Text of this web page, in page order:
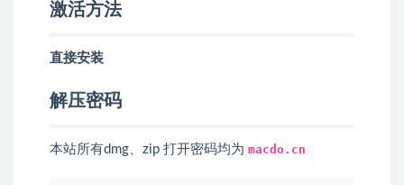
激活方法
直接安装
解压密码
本站所有dmg、zip 打开密码均为 macdo.cn